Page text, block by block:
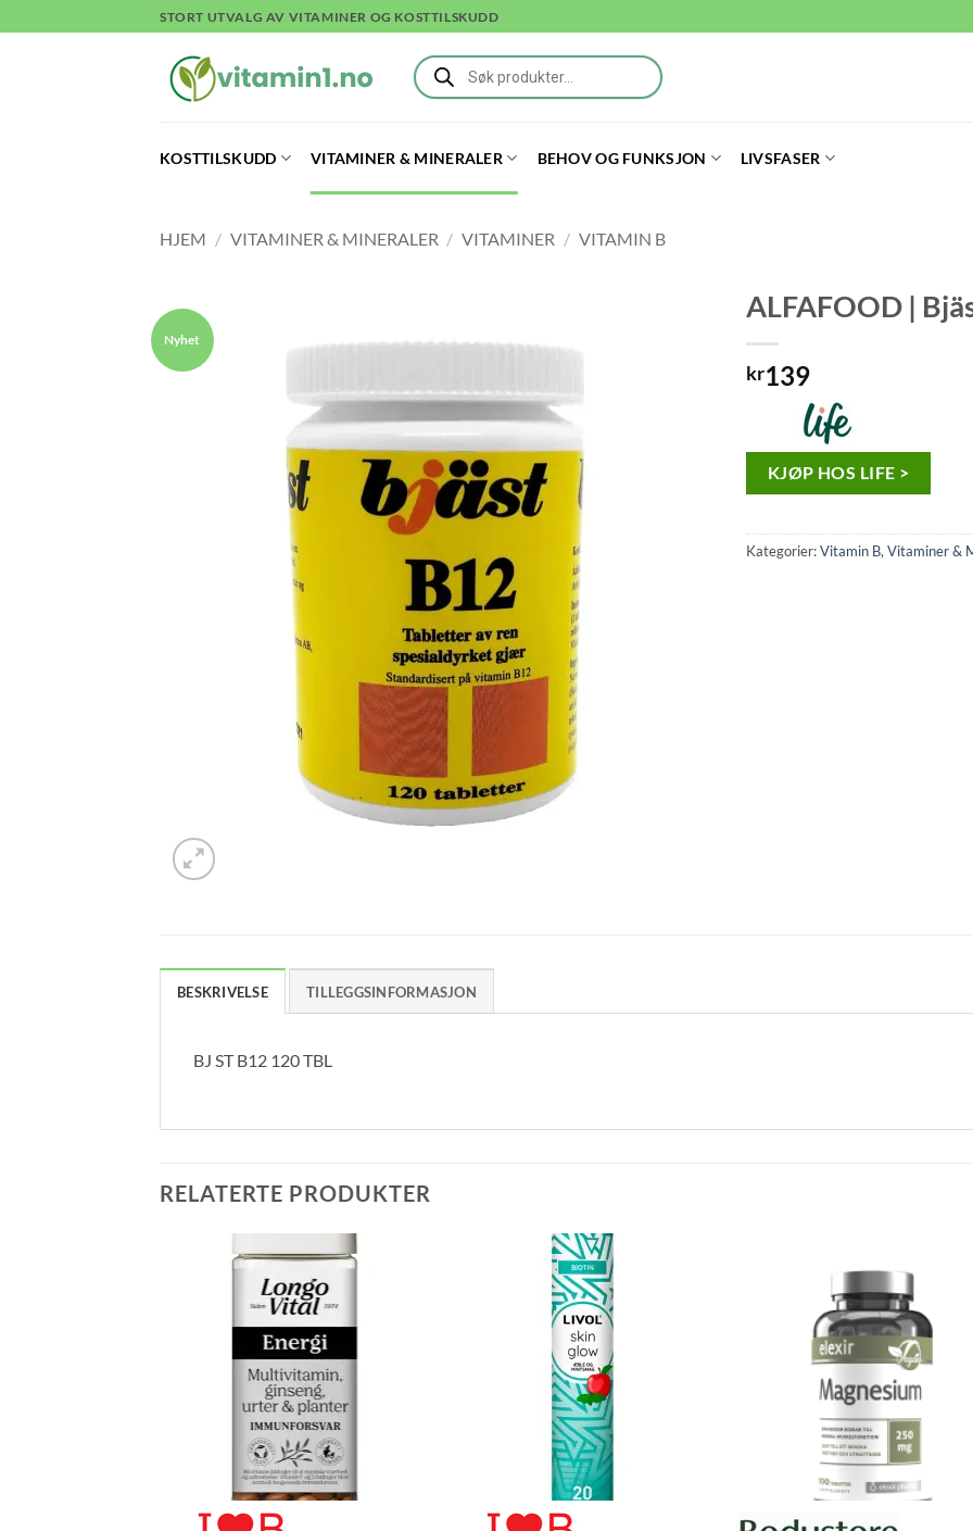
to
STORT UTVALG AV VITAMINER OG KOSTTILSKUDD
Products
search
KOSTTILSKUDD VITAMINER & MINERALER BEHOV OG FUNKSJON LIVSFASER
HJEM / VITAMINER & MINERALER / VITAMINER / VITAMIN B
ALFAFOOD |
kr139
KJØP HOS LIFE >
Kategorier:Vitamin B,Vitaminer &
BESKRIVELSE TILLEGGSINFORMASJON
BJ ST B12 120 TBL
RELATERTE PRODUKTER